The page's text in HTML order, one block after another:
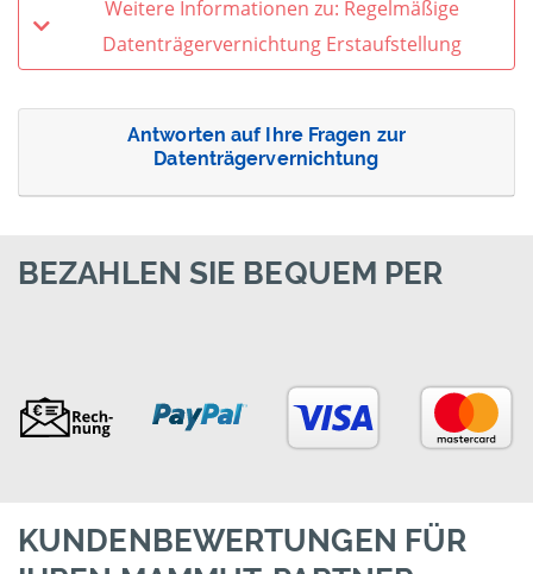
Weitere Informationen zu: Regelmäßige
Datenträgervernichtung Erstaufstellung
Antworten auf Ihre Fragen zur
Datenträgervernichtung
BEZAHLEN SIE BEQUEM PER
KUNDENBEWERTUNGEN FÜR